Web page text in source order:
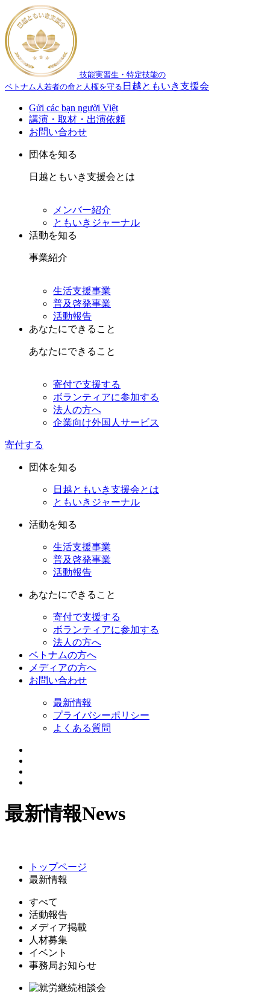
技能実習生・特定技能の
ベトナム人若者の命と人権を守る 日越ともいき支援会
Gửi các bạn người Việt
講演・取材・出演依頼
お問い合わせ
団体を知る
日越ともいき支援会とは
メンバー紹介
ともいきジャーナル
活動を知る
事業紹介
生活支援事業
普及啓発事業
活動報告
あなたにできること
あなたにできること
寄付で支援する
ボランティアに参加する
法人の方へ
企業向け外国人サービス
寄付する
団体を知る
日越ともいき支援会とは
ともいきジャーナル
活動を知る
生活支援事業
普及啓発事業
活動報告
あなたにできること
寄付で支援する
ボランティアに参加する
法人の方へ
ベトナムの方へ
メディアの方へ
お問い合わせ
最新情報
プライバシーポリシー
よくある質問
最新情報News
トップページ
最新情報
すべて
活動報告
メディア掲載
人材募集
イベント
事務局お知らせ